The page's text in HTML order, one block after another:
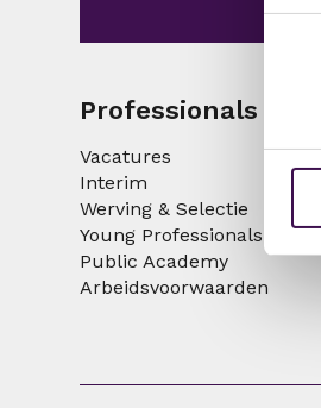
Professionals
Vacatures
Interim
Werving & Selectie
Young Professionals
Public Academy
Arbeidsvoorwaarden